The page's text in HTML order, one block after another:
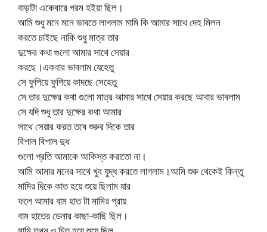
বাড়াটা একেবারে গরম হইয়া ছিল।
আমি শুধু মনে মনে ভাবতে লাগলাম মামি কি আমার সাথে দেহ মিলন
করতে চাইছে নাকি শুধু মাত্র তার
দুক্ষের কথা গুলো আমার সাথে সেয়ার
করছে।একবার ভাবলাম যেহেতু
সে ফুপিয়ে ফুপিয়ে কাদছে সেহেতু
সে তার দুক্ষের কথা গুলো মাত্র আমার সাথে সেয়ার করছে আবার ভাবলাম
সে যদি শুধু তার দুক্ষের কথা আমার
সাথে সেয়ার করত তবে শুরুর দিকে তার
বিশাল বিশাল দুধ
গুলো প্রতি আমাকে আকিস্ত করাতো না।
আমি আমার মনের সাথে খুব যুদ্ধ করতে লাগলাম।আমি শুরু থেকেই কিন্তু
মামির দিকে কাত হয়ে শুয়ে ছিলাম যার
ফলে আমার বাম হাত টা মামির প্রায়
বাম হাতের ডেনার কাছা-কাছি ছিল।